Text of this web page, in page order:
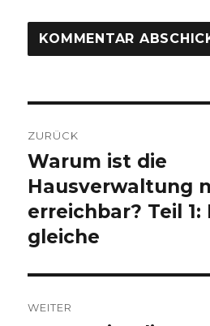
ZURÜCK
Vorheriger
Beitrag:
Warum ist die
Hausverwaltung
erreichbar? Teil
gleiche
WEITER